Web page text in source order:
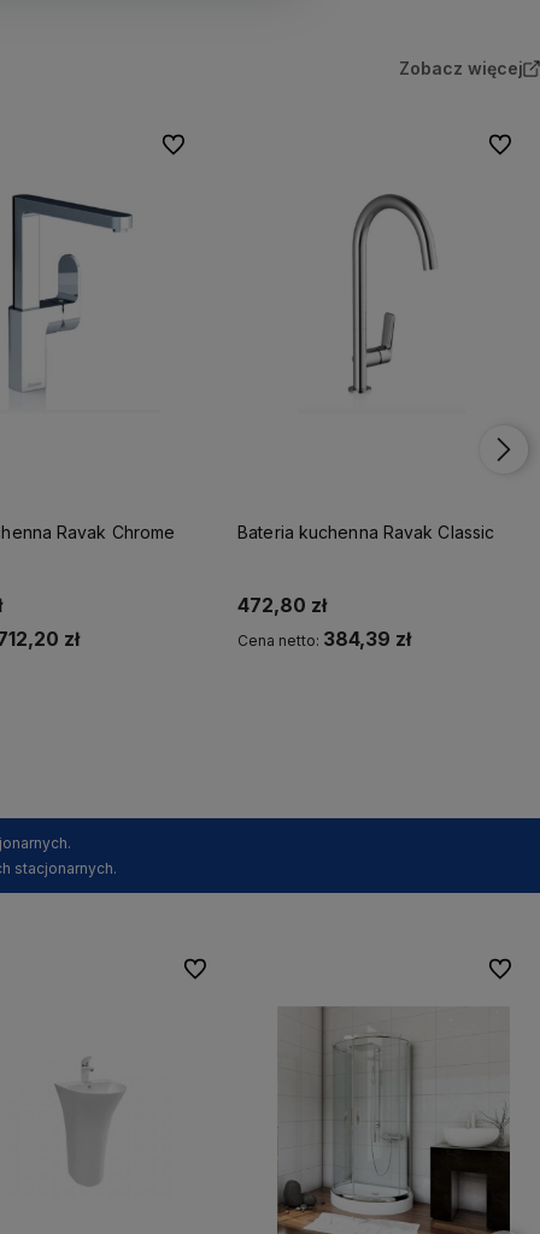
Zobacz więcej
Ravak Chrome
zł
Do ulubionych
Bateria kuchenna Ravak Classic
472,80 zł
Cena netto: 384,39 zł
Do
stacjonarnych.
Do ulubionych Do